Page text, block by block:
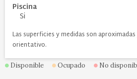
Piscina
Si
Las superficies y medidas son
orientativo.
Disponible Ocupado No